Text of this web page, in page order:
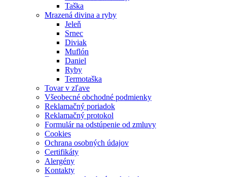
Taška
Mrazená divina a ryby
Jeleň
Srnec
Diviak
Muflón
Daniel
Ryby
Termotaška
Tovar v zľave
Všeobecné obchodné podmienky
Reklamačný poriadok
Reklamačný protokol
Formulár na odstúpenie od zmluvy
Cookies
Ochrana osobných údajov
Certifikáty
Alergény
Kontakty